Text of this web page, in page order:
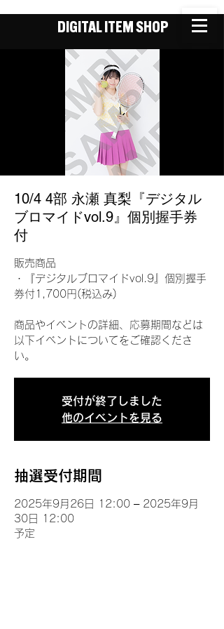
DIGITAL ITEM SHOP
10/4 4部 永瀬 真梨『デジタル
ブロマイドvol.9』個別握手券
付
販売商品
・『デジタルブロマイドvol.9』個別握手
券付1,700円(税込み)
商品やイベントの詳細、応募期間などは
以下イベントについてをご確認くださ
い。
受付が終了しました
他のイベントを見る
抽選受付期間
2025年9月26日 12:00 – 2025年9月
30日 12:00
予定